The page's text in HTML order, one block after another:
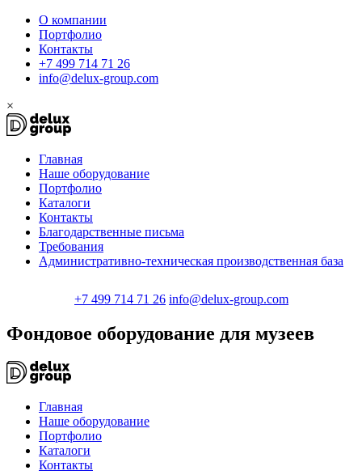
О компании
Портфолио
Контакты
+7 499 714 71 26
info@delux-group.com
×
Главная
Наше оборудование
Портфолио
Каталоги
Контакты
Благодарственные письма
Требования
Административно-техническая производственная база
+7 499 714 71 26 info@delux-group.com
Фондовое оборудование для музеев
Главная
Наше оборудование
Портфолио
Каталоги
Контакты